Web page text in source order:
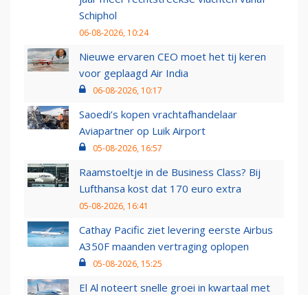
Schiphol
06-08-2026, 10:24
Nieuwe ervaren CEO moet het tij keren
voor geplaagd Air India
06-08-2026, 10:17
Saoedi’s kopen vrachtafhandelaar
Aviapartner op Luik Airport
05-08-2026, 16:57
Raamstoeltje in de Business Class? Bij
Lufthansa kost dat 170 euro extra
05-08-2026, 16:41
Cathay Pacific ziet levering eerste Airbus
A350F maanden vertraging oplopen
05-08-2026, 15:25
El Al noteert snelle groei in kwartaal met